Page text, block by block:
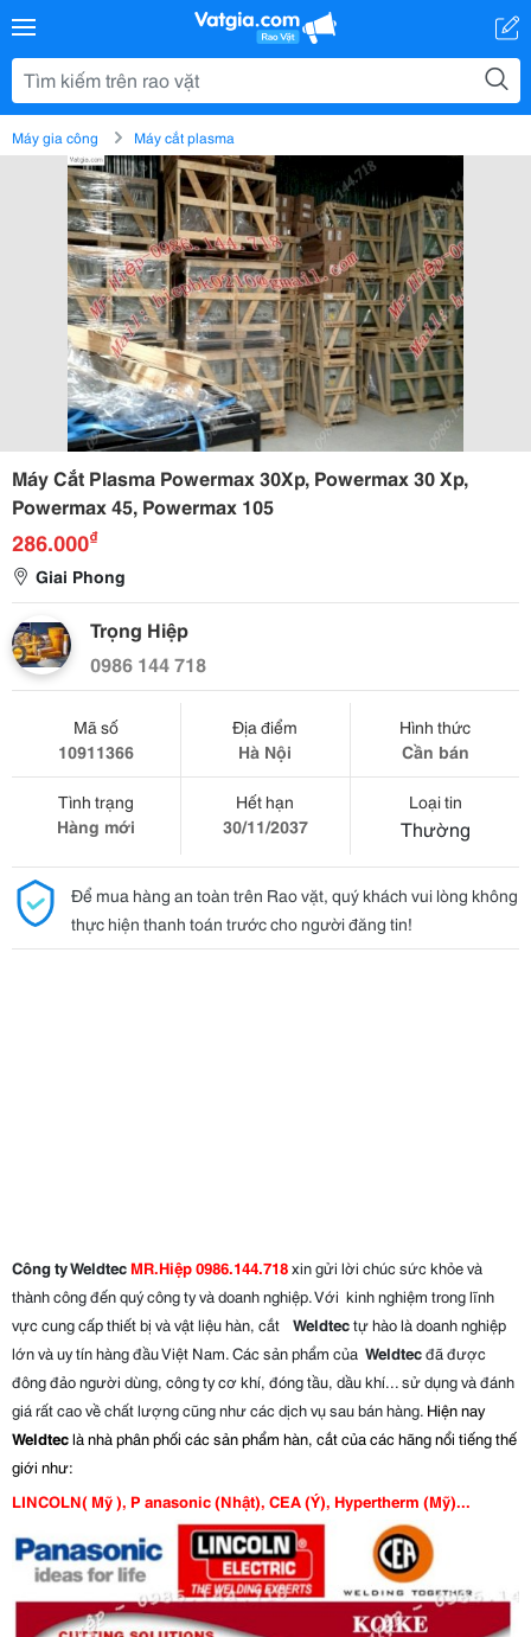
Máy gia công Máy cắt plasma
Máy Cắt Plasma Powermax 30Xp, Powermax 30 Xp,
Powermax 45, Powermax 105
286.000₫
Giai Phong
Trọng Hiệp
0986 144 718
Mã số
10911366
Địa điểm
Hà Nội
Hình thức
Cần bán
Tình trạng
Hàng mới
Hết hạn
30/11/2037
Loại tin
Thường
Để mua hàng an toàn trên Rao vặt, quý khách vui lòng không
thực hiện thanh toán trước cho người đăng tin!
Công ty Weldtec MR.Hiệp 0986.144.718xin gửi lời chúc sức khỏe và
thành công đến quý công ty và doanh nghiệp. Với kinh nghiệm trong lĩnh
vực cung cấp thiết bị và vật liệu hàn, cắt
Weldtectự hào là doanh nghiệp
lớn và uy tín hàng đầu Việt Nam. Các sản phẩm của Weldtecđã được
đông đảo người dùng, công ty cơ khí, đóng tầu, dầu khí... sử dụng và đánh
giá rất cao về chất lượng cũng như các dịch vụ sau bán hàng. Hiện nay
Weldteclà nhà phân phối các sản phẩm hàn, cắt của các hãng nổi tiếng thế
giới như:
LINCOLN( Mỹ ), P anasonic (Nhật), CEA (Ý), Hypertherm (Mỹ)...